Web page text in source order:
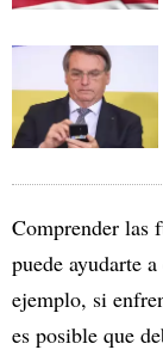
Comprender las
puede ayudarte
ejemplo, si
es posible que